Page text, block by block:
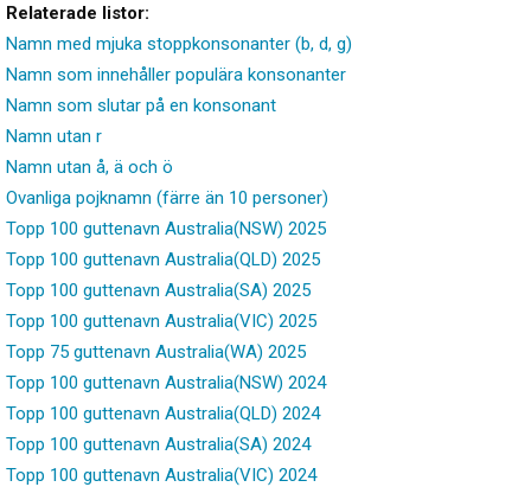
Relaterade listor:
Namn med mjuka stoppkonsonanter (b, d, g)
Namn som innehåller populära konsonanter
Namn som slutar på en konsonant
Namn utan r
Namn utan å, ä och ö
Ovanliga pojknamn (färre än 10 personer)
Topp 100 guttenavn Australia(NSW) 2025
Topp 100 guttenavn Australia(QLD) 2025
Topp 100 guttenavn Australia(SA) 2025
Topp 100 guttenavn Australia(VIC) 2025
Topp 75 guttenavn Australia(WA) 2025
Topp 100 guttenavn Australia(NSW) 2024
Topp 100 guttenavn Australia(QLD) 2024
Topp 100 guttenavn Australia(SA) 2024
Topp 100 guttenavn Australia(VIC) 2024